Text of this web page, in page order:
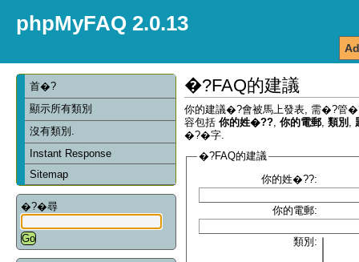
phpMyFAQ 2.0.13
首�?
顯示所有類別
沒有類別.
Instant Response
Sitemap
�?�尋
�?FAQ的建議
你的建議�?會被馬上發表, 需�?管
容包括 你的姓�?? 你的電郵 類別
�?�字.
�?FAQ的建議
你的姓�??:
你的電郵:
類別: